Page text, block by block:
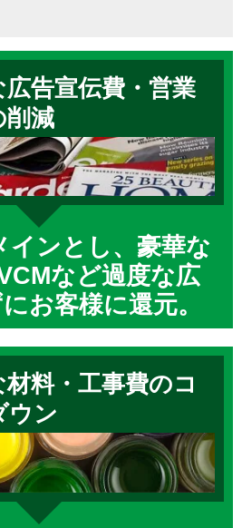
広告宣伝費・営業
削減
インとし、豪華な
など過度な広
お客様に還元。
料・工事費のコ
ウン